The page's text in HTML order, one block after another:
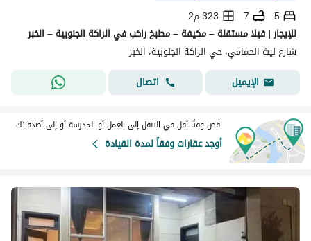
5
7
323 م2
للإيجار | فيلا مستقلة – مكيفة – مطبخ راكب في الراكة الجنوبية – الخبر
شارع ليث الحمامي، حي الراكة الجنوبية، الخبر
الإيميل
اتصال
اقض وقتًا أقل في التنقل إلى العمل أو المدرسة أو إلى أصدقائك
أوجد عقارات وفقاً لمدة القيادة